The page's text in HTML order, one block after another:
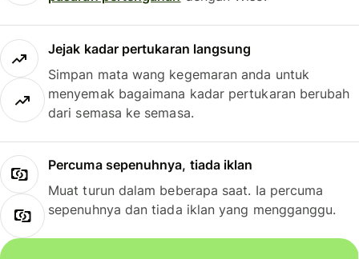
Jejak kadar pertukaran langsung
Simpan mata wang kegemaran anda untuk
menyemak bagaimana kadar pertukaran berubah
dari semasa ke semasa.
Percuma sepenuhnya, tiada iklan
Muat turun dalam beberapa saat. Ia percuma
sepenuhnya dan tiada iklan yang mengganggu.